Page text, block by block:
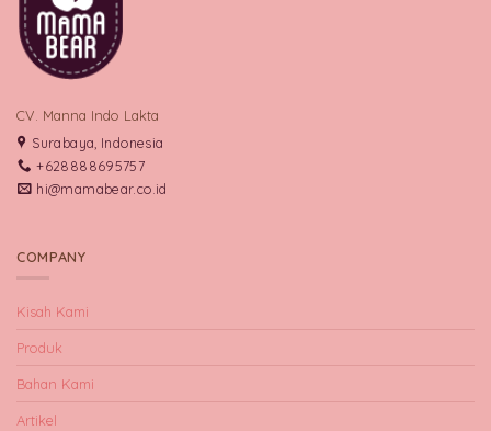
CV. Manna Indo Lakta
Surabaya, Indonesia
+628888695757
hi@mamabear.co.id
COMPANY
Kisah Kami
Produk
Bahan Kami
Artikel